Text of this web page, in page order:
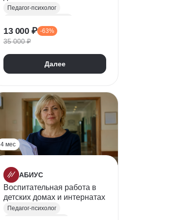
специализацией в области
Педагог-психолог
Психодиагностика
Психотерапия
Психологическая помощь
13 000 ₽ -63%
35 000 ₽
Далее
4 мес
АБИУС
Воспитательная работа в
детских домах и интернатах
Педагог-психолог